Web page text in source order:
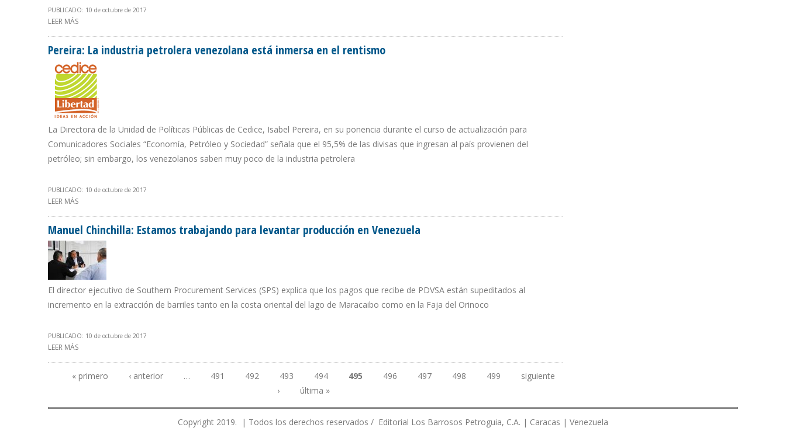
PUBLICADO: 10 de octubre de 2017
LEER MÁS
Pereira: La industria petrolera venezolana está inmersa en el rentismo
La Directora de la Unidad de Políticas Públicas de Cedice, Isabel Pereira, en su ponencia durante el curso de actualización para
Comunicadores Sociales “Economía, Petróleo y Sociedad” señala que el 95,5% de las divisas que ingresan al país provienen del
petróleo; sin embargo, los venezolanos saben muy poco de la industria petrolera
PUBLICADO: 10 de octubre de 2017
LEER MÁS
Manuel Chinchilla: Estamos trabajando para levantar producción en Venezuela
El director ejecutivo de Southern Procurement Services (SPS) explica que los pagos que recibe de PDVSA están supeditados al
incremento en la extracción de barriles tanto en la costa oriental del lago de Maracaibo como en la Faja del Orinoco
PUBLICADO: 10 de octubre de 2017
LEER MÁS
Páginas
« primero ‹ anterior … 491 492 493 494 495 496 497 498 499
siguiente
›
última »
Copyright 2019. | Todos los derechos reservados / Editorial Los Barrosos Petroguia, C.A. | Caracas | Venezuela